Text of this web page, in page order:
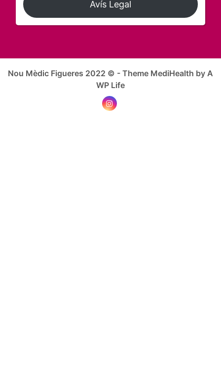
Avís Legal
Nou Mèdic Figueres 2022 © - Theme MediHealth by A
WP Life